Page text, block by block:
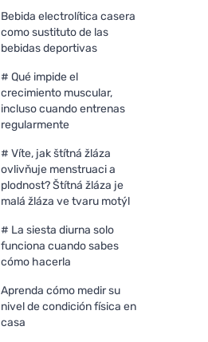
Bebida electrolítica casera
como sustituto de las
bebidas deportivas
# Qué impide el
crecimiento muscular,
incluso cuando entrenas
regularmente
# Víte, jak štítná žláza
ovlivňuje menstruaci a
plodnost? Štítná žláza je
malá žláza ve tvaru motýl
# La siesta diurna solo
funciona cuando sabes
cómo hacerla
Aprenda cómo medir su
nivel de condición física en
casa